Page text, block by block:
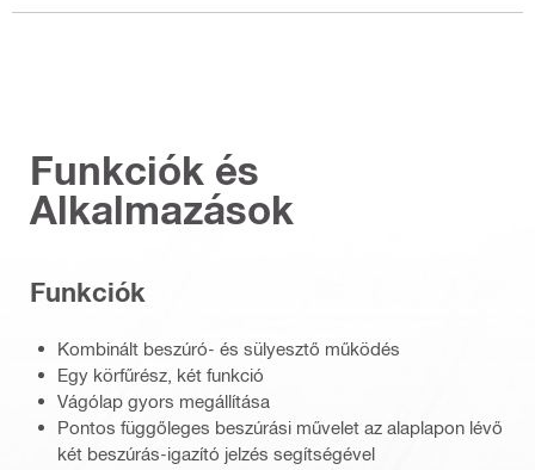
Funkciók és
Alkalmazások
Funkciók
Kombinált beszúró- és sülyesztő működés
Egy körfűrész, két funkció
Vágólap gyors megállítása
Pontos függőleges beszúrási művelet az alaplapon lévő
két beszúrás-igazító jelzés segítségével